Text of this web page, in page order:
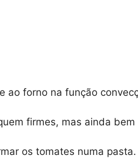
ao forno na função
firmes, mas ainda
os tomates numa pasta.